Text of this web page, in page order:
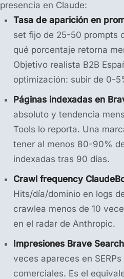
presencia en Claude:
Tasa de aparición en
set fijo de 25-50 prompts
qué porcentaje retorna
Objetivo realista B2B
optimización: subir de 0-
Páginas indexadas en
absoluto y tendencia
Tools lo reporta. Una
tener al menos 80-90%
indexadas tras 90 días.
Crawl frequency
Hits/día/dominio en logs
crawlea menos de 10
en el radar de Anthropic.
Impresiones Brave
veces apareces en
comerciales. Es el